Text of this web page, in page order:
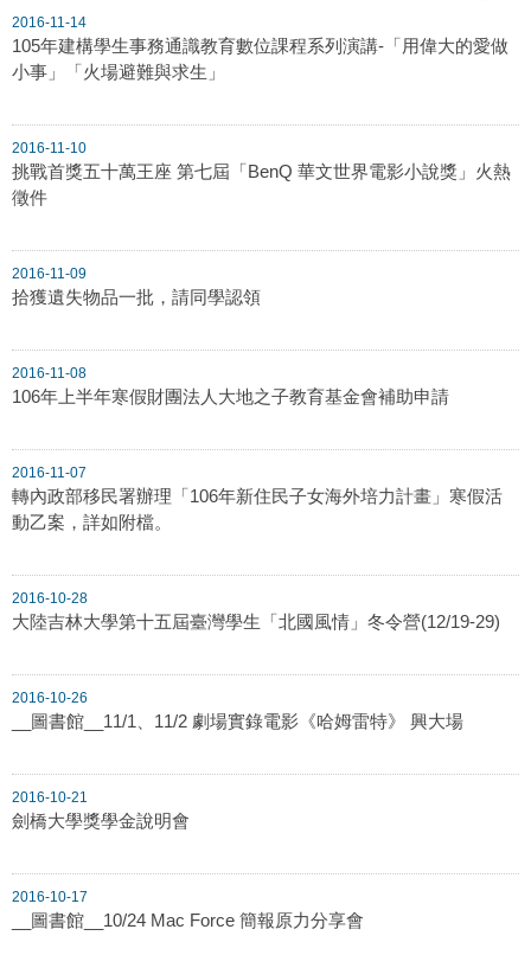
2016-11-14
105年建構學生事務通識教育數位課程系列演講-「用偉大的愛做
小事」「火場避難與求生」
2016-11-10
挑戰首獎五十萬王座 第七屆「BenQ 華文世界電影小說獎」火熱
徵件
2016-11-09
拾獲遺失物品一批，請同學認領
2016-11-08
106年上半年寒假財團法人大地之子教育基金會補助申請
2016-11-07
轉內政部移民署辦理「106年新住民子女海外培力計畫」寒假活
動乙案，詳如附檔。
2016-10-28
大陸吉林大學第十五屆臺灣學生「北國風情」冬令營(12/19-29)
2016-10-26
__圖書館__11/1、11/2 劇場實錄電影《哈姆雷特》 興大場
2016-10-21
劍橋大學獎學金說明會
2016-10-17
__圖書館__10/24 Mac Force 簡報原力分享會